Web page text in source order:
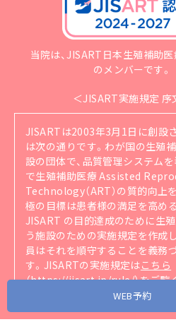
WEB予約
当院は、JISART日本生殖補助
のメンバーです。
＜JISART実施規定 序
JISARTは2003年3月1日に創設
は次の通りです。 わが国の生殖
設の団体で、品質管理システム
で生殖補助医療 Assisted
Technology（ART）の質的向上
極の目標は患者様の満足を高め
JISART の目的達成のために生
う施設のための実施規定を作成
員はそれを順守することを義務
す。 JISARTの実施規定はこちら
（https://jisart.jp/rule/）をご覧